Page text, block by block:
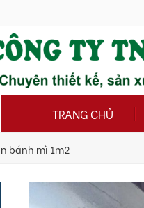
TRANG CHỦ
bánh mì 1m2